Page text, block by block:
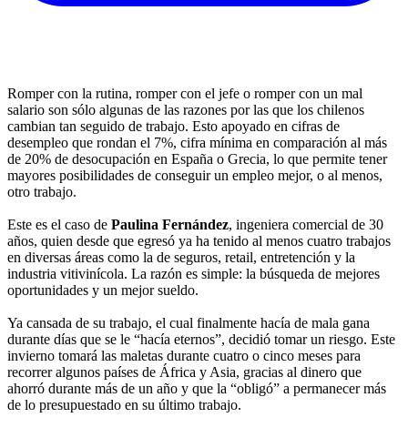
Romper con la rutina, romper con el jefe o romper con un mal
salario son sólo algunas de las razones por las que los chilenos
cambian tan seguido de trabajo. Esto apoyado en cifras de
desempleo que rondan el 7%, cifra mínima en comparación al más
de 20% de desocupación en España o Grecia, lo que permite tener
mayores posibilidades de conseguir un empleo mejor, o al menos,
otro trabajo.
Este es el caso de Paulina Fernández, ingeniera comercial de 30
años, quien desde que egresó ya ha tenido al menos cuatro trabajos
en diversas áreas como la de seguros, retail, entretención y la
industria vitivinícola. La razón es simple: la búsqueda de mejores
oportunidades y un mejor sueldo.
Ya cansada de su trabajo, el cual finalmente hacía de mala gana
durante días que se le “hacía eternos”, decidió tomar un riesgo. Este
invierno tomará las maletas durante cuatro o cinco meses para
recorrer algunos países de África y Asia, gracias al dinero que
ahorró durante más de un año y que la “obligó” a permanecer más
de lo presupuestado en su último trabajo.